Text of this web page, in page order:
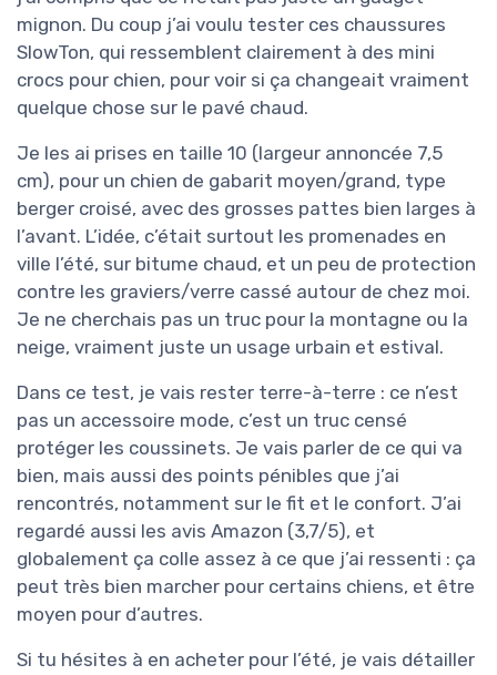
mignon. Du coup j’ai voulu tester ces chaussures
SlowTon, qui ressemblent clairement à des mini
crocs pour chien, pour voir si ça changeait vraiment
quelque chose sur le pavé chaud.
Je les ai prises en taille 10 (largeur annoncée 7,5
cm), pour un chien de gabarit moyen/grand, type
berger croisé, avec des grosses pattes bien larges à
l’avant. L’idée, c’était surtout les promenades en
ville l’été, sur bitume chaud, et un peu de protection
contre les graviers/verre cassé autour de chez moi.
Je ne cherchais pas un truc pour la montagne ou la
neige, vraiment juste un usage urbain et estival.
Dans ce test, je vais rester terre-à-terre : ce n’est
pas un accessoire mode, c’est un truc censé
protéger les coussinets. Je vais parler de ce qui va
bien, mais aussi des points pénibles que j’ai
rencontrés, notamment sur le fit et le confort. J’ai
regardé aussi les avis Amazon (3,7/5), et
globalement ça colle assez à ce que j’ai ressenti : ça
peut très bien marcher pour certains chiens, et être
moyen pour d’autres.
Si tu hésites à en acheter pour l’été, je vais détailler